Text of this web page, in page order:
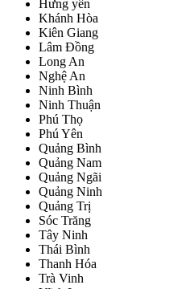
Hưng yên
Khánh Hòa
Kiên Giang
Lâm Đồng
Long An
Nghệ An
Ninh Bình
Ninh Thuận
Phú Thọ
Phú Yên
Quảng Bình
Quảng Nam
Quảng Ngãi
Quảng Ninh
Quảng Trị
Sóc Trăng
Tây Ninh
Thái Bình
Thanh Hóa
Trà Vinh